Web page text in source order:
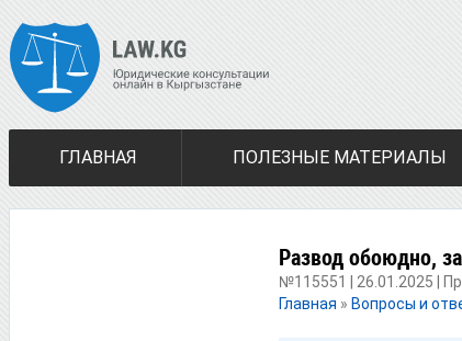
ГЛАВНАЯ ПОЛЕЗНЫЕ МАТЕРИАЛЫ
Развод обоюдно,
№115551 | 26.01.2025 |
Главная » Вопросы и